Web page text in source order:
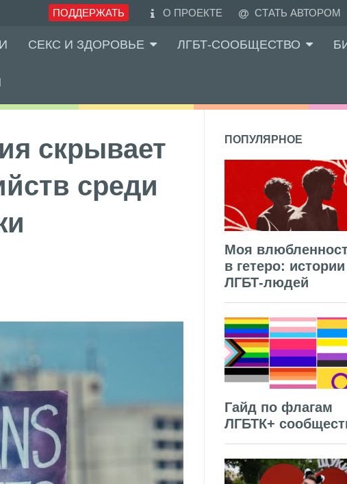
ПОДДЕРЖАТЬ О ПРОЕКТЕ СТАТЬ АВТОРОМ
СЕКС И ЗДОРОВЬЕ ЛГБТ-СООБЩЕСТВО
скрывает
среди
ПОПУЛЯРНОЕ
Моя
в гетеро: истории
ЛГБТ-людей
Гайд по флагам
ЛГБТК+